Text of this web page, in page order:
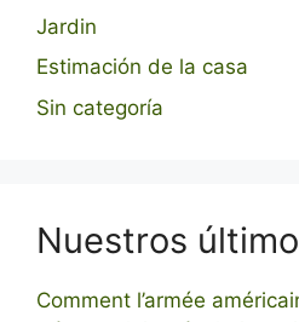
Jardin
Estimación de la casa
Sin categoría
Nuestros
Comment l’armée